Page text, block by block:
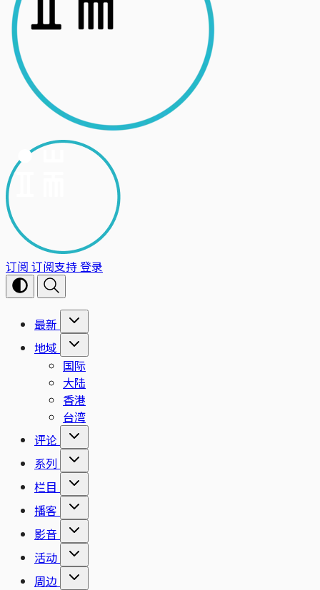
订阅 订阅支持登录
最新
地域
国际
大陆
香港
台湾
评论
系列
栏目
播客
影音
活动
周边